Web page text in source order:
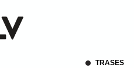
TRASES